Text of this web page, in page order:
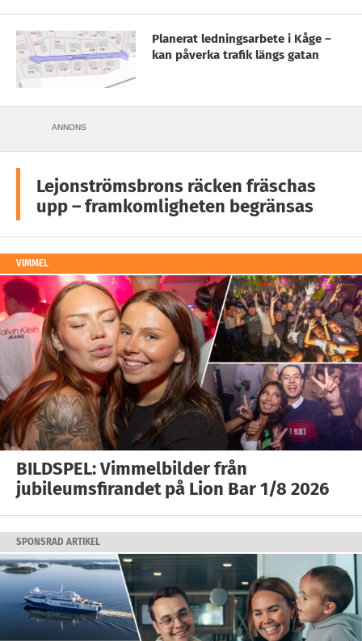
Planerat ledningsarbete i Kåge –
kan påverka trafik längs gatan
ANNONS
Lejonströmsbrons räcken fräschas
upp – framkomligheten begränsas
VIMMEL
BILDSPEL: Vimmelbilder från
jubileumsfirandet på Lion Bar 1/8 2026
SPONSRAD ARTIKEL